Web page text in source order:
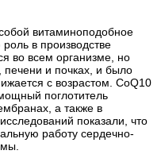
витаминоподобное
в производстве
во всем организме, но
печени и почках, и было
с возрастом. CoQ10
поглотитель
а также в
показали, что
работу сердечно-